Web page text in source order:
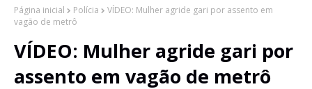
Página inicial Polícia
VÍDEO: Mulher agride gari por assento em
vagão de metrô
VÍDEO: Mulher agride gari por
assento em vagão de metrô